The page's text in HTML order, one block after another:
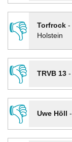
👎
Torfrock-
Holstein
👎
TRVB 13-
👎
Uwe Höll -